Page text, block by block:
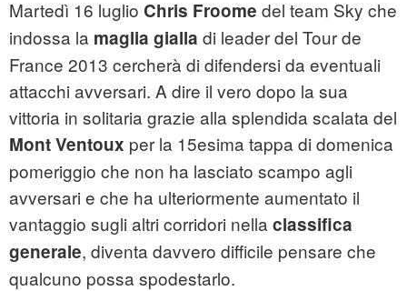
Martedì 16 luglio Chris Froome del team Sky che
indossa la maglia gialla di leader del Tour de
France 2013 cercherà di difendersi da eventuali
attacchi avversari. A dire il vero dopo la sua
vittoria in solitaria grazie alla splendida scalata del
Mont Ventoux per la 15esima tappa di domenica
pomeriggio che non ha lasciato scampo agli
avversari e che ha ulteriormente aumentato il
vantaggio sugli altri corridori nella classifica
generale, diventa davvero difficile pensare che
qualcuno possa spodestarlo.